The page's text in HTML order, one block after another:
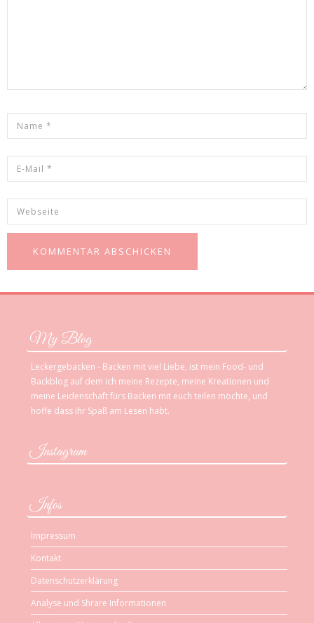
My Blog
Leckergebacken - Backen mit viel Liebe, ist mein Food- und
Backblog auf dem ich meine Rezepte, meine Kreationen und
meine Leidenschaft fürs Backen mit euch teilen möchte, und
hoffe dass ihr Spaß am Lesen habt.
Instagram
Infos
Impressum
Kontakt
Datenschutzerklärung
Analyse und Shrare Informationen